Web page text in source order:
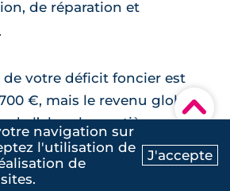
Contactez-nous
▾
de réparation et
votre déficit foncier est
€, mais le revenu global
de l’absorber entièrement,
être déduit des revenus
des six années suivantes.
navigation sur
l'utilisation de
de
J'accepte